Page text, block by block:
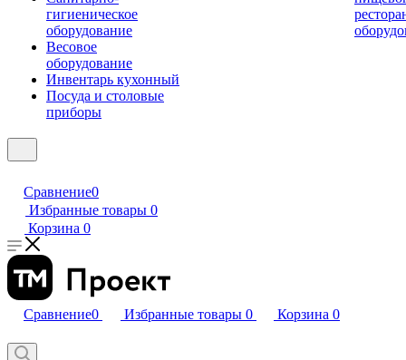
гигиеническое
оборудование
Весовое
оборудование
Инвентарь кухонный
Посуда и столовые
приборы
Сравнение0
Избранные товары 0
Корзина 0
Сравнение0 Избранные товары 0 Корзина 0